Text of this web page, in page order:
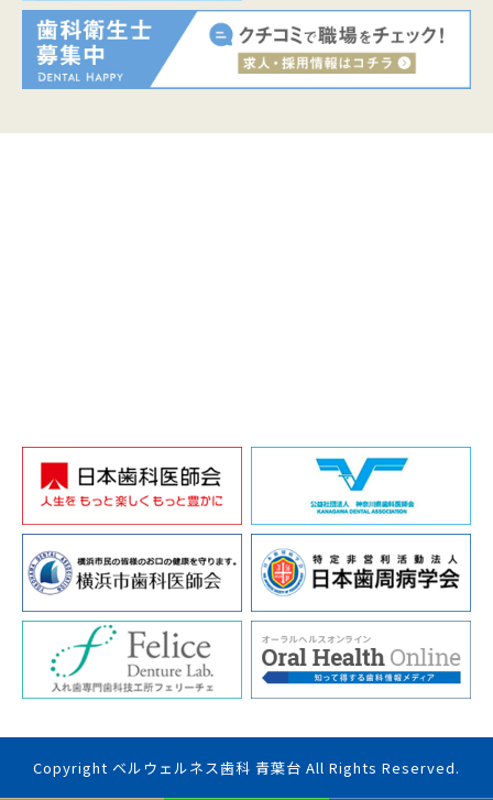
Copyright ベルウェルネス歯科 青葉台 All Rights Reserved.